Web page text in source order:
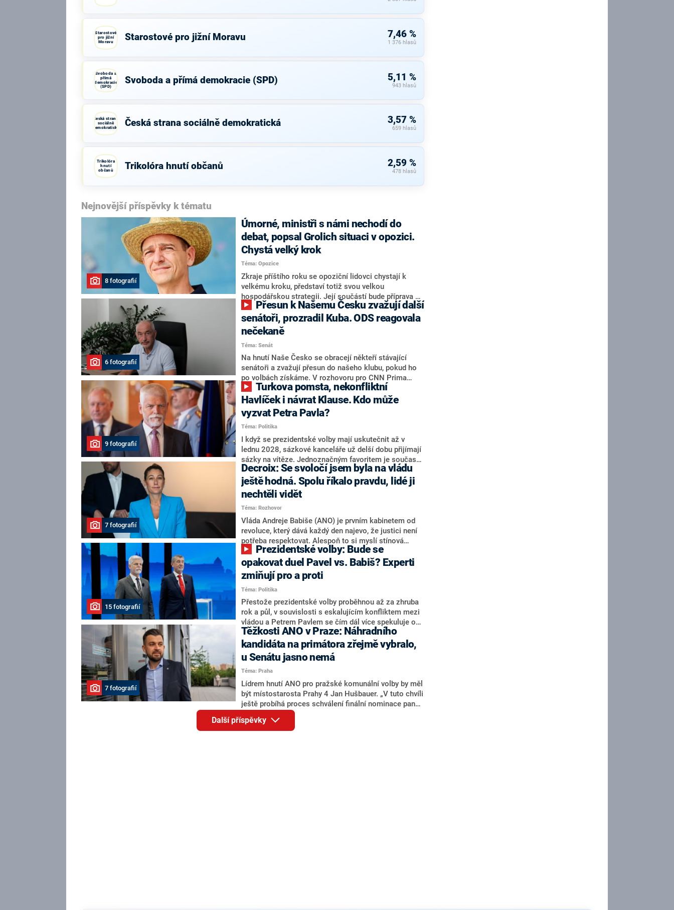
Starostové
pro jižní
Moravu
Starostové pro jižní Moravu 7,46 %
1 376 hlasů
Svoboda a
přímá
demokracie
(SPD)
Svoboda a přímá demokracie (SPD) 5,11 %
943 hlasů
Česká strana
sociálně
demokratická
Česká strana sociálně demokratická 3,57 %
659 hlasů
Trikolóra
hnutí
občanů
Trikolóra hnutí občanů 2,59 %
478 hlasů
Nejnovější příspěvky k tématu
8 fotografií
Úmorné, ministři s námi nechodí do
debat, popsal Grolich situaci v opozici.
Chystá velký krok
Téma: Opozice
Zkraje příštího roku se opoziční lidovci chystají k
velkému kroku, představí totiž svou velkou
hospodářskou strategii. Její součástí bude příprava na
stárnutí populace, řekl ve středu na setkání s novináři
nový předseda lidovců Jan Grolich. Ten zároveň v
senátních volbách kandiduje ve Vyškově. Popsal i
aktivitu opozice, o níž vládní strany nebo političtí
komentátoři mluví jako o slabé a v defenzivě. „Je to
úmorná práce upozorňovat na chyby vlády. Ministři s
námi navíc nechodí do debat. Chceme ale ukazovat
svoje témata,“ odpověděl Grolich na dotaz CNN Prima
NEWS.
6 fotografií
senátoři, prozradil Kuba. ODS reagovala
nečekaně
Téma: Senát
Na hnutí Naše Česko se obracejí někteří stávající
senátoři a zvažují přesun do našeho klubu, pokud ho
po volbách získáme. V rozhovoru pro CNN Prima
NEWS to řekl zakladatel hnutí a jihočeský hejtman
Martin Kuba. Konkrétní nebyl, ale získat by takto mohl
například senátora Zdeňka Hrabu, který je dnes
součástí klubu ODS a TOP 09. Hraba to na dotaz
redakce nevyloučil. Předseda klubu senátorů ODS
Zdeněk Nytra redakci řekl, že počítá s odchodem
některých senátorů z klubu a že Naše Česko není
nepřítel, ale soupeř.
9 fotografií
Havlíček i návrat Klause. Kdo může
vyzvat Petra Pavla?
Téma: Politika
I když se prezidentské volby mají uskutečnit až v
lednu 2028, sázkové kanceláře už delší dobu přijímají
sázky na vítěze. Jednoznačným favoritem je současná
hlava státu Petr Pavel. Daleko za ním pak bookmakeři
zmiňují dva výrazné politiky ANO, tedy premiéra
Andreje Babiše a ministra průmyslu Karla Havlíčka.
Oblíbeným tipem samotných sázkařů je poslanec za
Motoristy Filip Turek. Politolog Jan Kubáček nicméně
o případné kandidatuře kohokoliv ze zmíněné trojice
značně pochybuje. Podle něj současná koalice dosud
nemá osobu, která by Pavlovi mohla konkurovat.
7 fotografií
Decroix: Se svoločí jsem byla na vládu
ještě hodná. Spolu říkalo pravdu, lidé ji
nechtěli vidět
Téma: Rozhovor
Vláda Andreje Babiše (ANO) je prvním kabinetem od
revoluce, který dává každý den najevo, že justici není
potřeba respektovat. Alespoň to si myslí stínová
ministryně spravedlnosti ODS Eva Decroix. V
rozhovoru pro CNN Prima NEWS si nebrala servítky
ohledně politického výkonu svého nástupce Jeronýma
Tejce (za ANO) či vládní zmocněnkyně pro lidská
práva Taťány Malé (ANO). Označením „svoloč“ na
adresu vlády prý byla ještě hodná. Decroix se také
vrátila k volební porážce koalice Spolu či promluvila o
hnutí Naše Česko Martina Kuby.
15 fotografií
opakovat duel Pavel vs. Babiš? Experti
zmiňují pro a proti
Téma: Politika
Přestože prezidentské volby proběhnou až za zhruba
rok a půl, v souvislosti s eskalujícím konfliktem mezi
vládou a Petrem Pavlem se čím dál více spekuluje o
tom, koho by do bitvy o Hrad mohla vyslat současná
koalice. Někteří političtí komentátoři znovu vytahují
jméno premiéra Andreje Babiše (ANO). Jak moc je
pravděpodobné, že se v prezidentských volbách 2028
bude znovu opakovat souboj z roku 2023?
7 fotografií
Těžkosti ANO v Praze: Náhradního
kandidáta na primátora zřejmě vybralo,
u Senátu jasno nemá
Téma: Praha
Lídrem hnutí ANO pro pražské komunální volby by měl
být místostarosta Prahy 4 Jan Hušbauer. „V tuto chvíli
ještě probíhá proces schválení finální nominace pana
Jana Hušbauera Výborem hnutí ANO,“ uvedl pro
redakci místopředseda pražského ANO Martin
Benkovič. O Hušbauerovi se spekulovalo jako o
Další příspěvky